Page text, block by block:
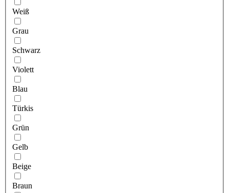
Weiß
Grau
Schwarz
Violett
Blau
Türkis
Grün
Gelb
Beige
Braun